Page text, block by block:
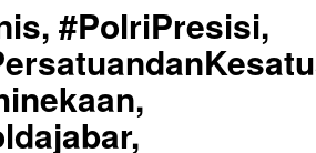
#PolriPresisi,